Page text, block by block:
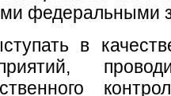
федеральными
в